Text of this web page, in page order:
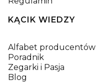
KĄCIK WIEDZY
Alfabet producentów
Poradnik
Zegarki i Pasja
Blog